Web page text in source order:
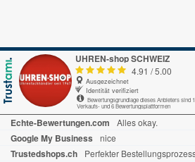
UHREN-shop SCHWEIZ
4.91 /5.00
Ausgezeichnet
Identität verifiziert
Bewertungsgrundlage dieses Anbieters sind 1
Verkaufs- und 6 Bewertungsplattformen